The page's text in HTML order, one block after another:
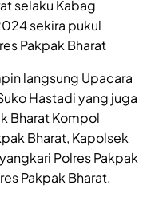
selaku Kabag
sekira pukul
Pakpak Bharat
langsung Upacara
Hastadi yang juga
Bharat Kompol
Bharat, Kapolsek
Polres Pakpak
Pakpak Bharat.